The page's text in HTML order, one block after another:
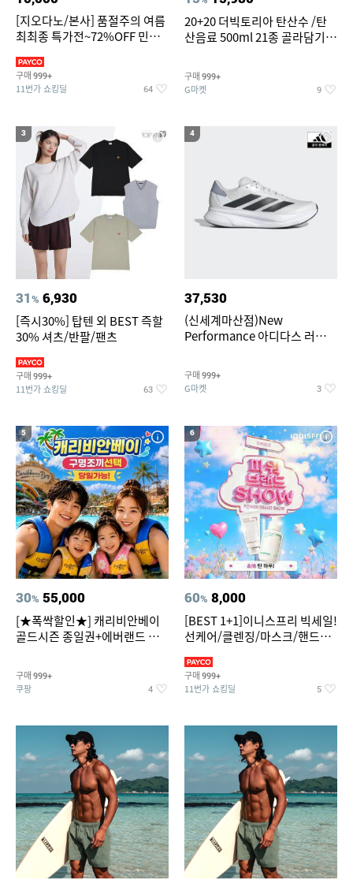
[지오다노/본사] 품절주의 여름
최최종 특가전~72%OFF 민소
구매 999+
11번가 쇼킹딜 64
20+20 더빅토리아 탄산수 /탄
산음료 500ml 21종 골라담기
구매 999+
G마켓 9
3
31% 6,930
[즉시30%] 탑텐 외 BEST 즉할
30% 셔츠/반팔/팬츠
구매 999+
11번가 쇼킹딜 63
4
37,530
(신세계마산점)New
Performance 아디다스 러닝화
구매 999+
G마켓 3
5
30% 55,000
[★폭싹할인★] 캐리비안베이
골드시즌 종일권+에버랜드 오
구매 999+
쿠팡 4
6
60% 8,000
[BEST 1+1]이니스프리 빅세일!
선케어/클렌징/마스크/핸드크
구매 999+
11번가 쇼킹딜 5